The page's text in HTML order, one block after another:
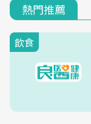
熱門推薦
飲食